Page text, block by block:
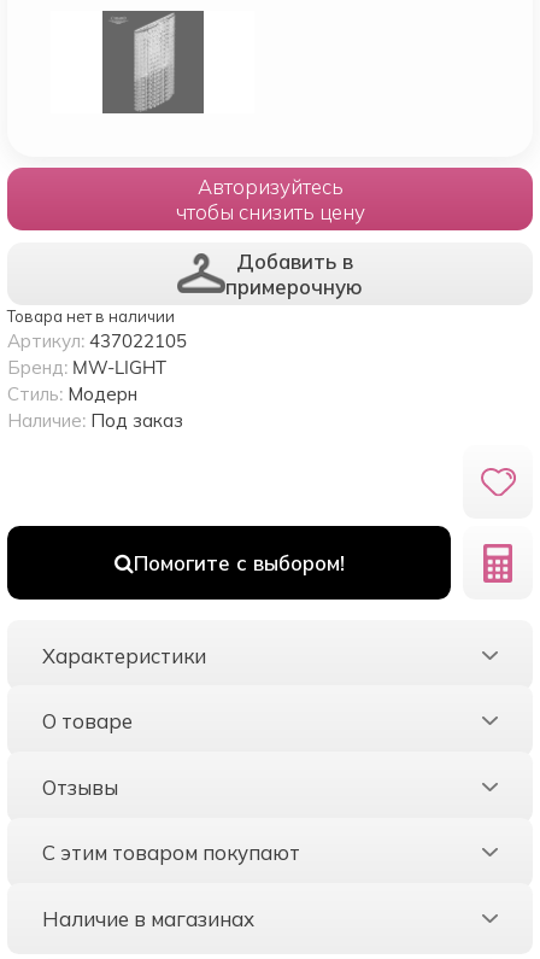
Авторизуйтесь
чтобы снизить цену
Добавить в
примерочную
Товара нет в наличии
Помогите с выбором!
Артикул: 437022105
Бренд: MW-LIGHT
Стиль: Модерн
Наличие: Под заказ
Характеристики
О товаре
Отзывы
С этим товаром покупают
Наличие в магазинах